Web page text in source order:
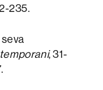
235.
, 31-